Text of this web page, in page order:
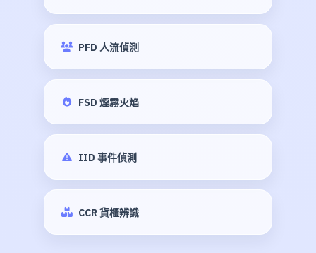
PFD 人流偵測
FSD 煙霧火焰
IID 事件偵測
CCR 貨櫃辨識